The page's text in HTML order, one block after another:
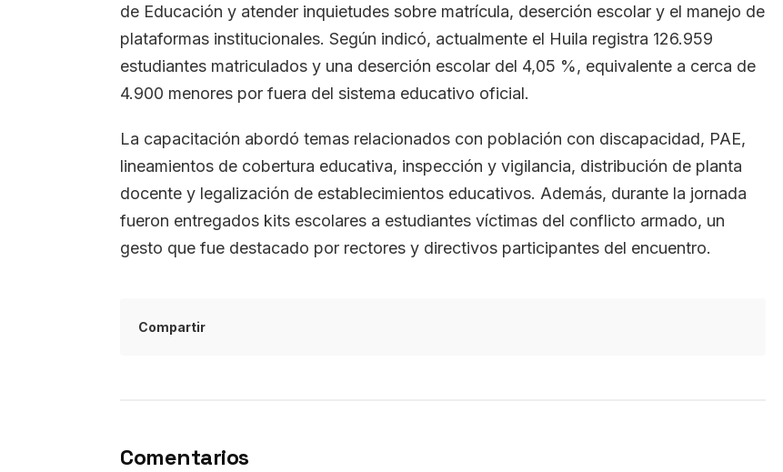
de Educación y atender inquietudes sobre matrícula, deserción escolar y el manejo de
plataformas institucionales. Según indicó, actualmente el Huila registra 126.959
estudiantes matriculados y una deserción escolar del 4,05 %, equivalente a cerca de
4.900 menores por fuera del sistema educativo oficial.
La capacitación abordó temas relacionados con población con discapacidad, PAE,
lineamientos de cobertura educativa, inspección y vigilancia, distribución de planta
docente y legalización de establecimientos educativos. Además, durante la jornada
fueron entregados kits escolares a estudiantes víctimas del conflicto armado, un
gesto que fue destacado por rectores y directivos participantes del encuentro.
Compartir
Comentarios